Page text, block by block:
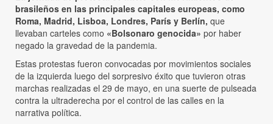
brasileños en las principales capitales europeas, como
Roma, Madrid, Lisboa, Londres, París y Berlín, que
llevaban carteles como «Bolsonaro genocida» por haber
negado la gravedad de la pandemia.
Estas protestas fueron convocadas por movimientos sociales
de la izquierda luego del sorpresivo éxito que tuvieron otras
marchas realizadas el 29 de mayo, en una suerte de pulseada
contra la ultraderecha por el control de las calles en la
narrativa política.